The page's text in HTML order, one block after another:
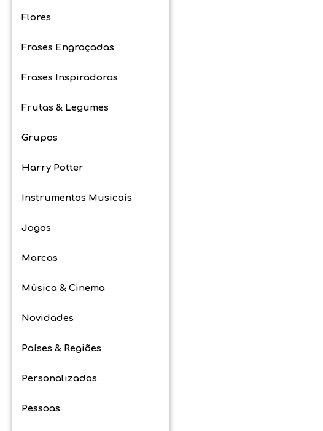
Flores
Frases Engraçadas
Frases Inspiradoras
Frutas & Legumes
Grupos
Harry Potter
Instrumentos Musicais
Jogos
Marcas
Música & Cinema
Novidades
Países & Regiões
Personalizados
Pessoas